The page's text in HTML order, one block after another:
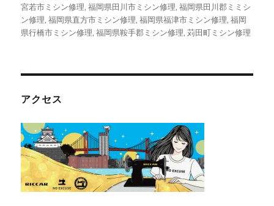
宮若市ミシン修理,福岡県田川市ミシン修理,福岡県田川郡ミミシ
ン修理,福岡県直方市ミシン修理,福岡県福津市ミシン修理,福岡
県行橋市ミシン修理,福岡県鞍手郡ミシン修理,苅田町ミシン修理
アクセス